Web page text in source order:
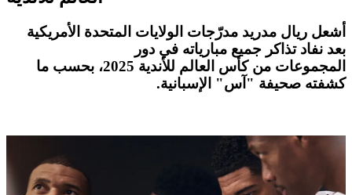
أشعل ريال مدريد مدرّجات الولايات المتحدة الأمريكية
بعد نفاد تذاكر جميع مبارياته في دور
المجموعات منكأس العالم للأندية 2025
، بحسب ما
كشفته صحيفة "آس" الإسبانية.